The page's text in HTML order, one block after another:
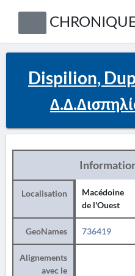
Dispilion,
Localisation
Macédoine
de l'Ouest
GeoNames 736419
Alignements
avec le